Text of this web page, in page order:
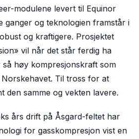
modulene levert til Equinor
ganger og teknologien framstår i
og kraftigere. Prosjektet
vil når det står ferdig ha
høy kompresjonskraft som
Til tross for at
den samme og vekten lavere.
års drift på Åsgard-feltet har
for gasskompresjon vist en